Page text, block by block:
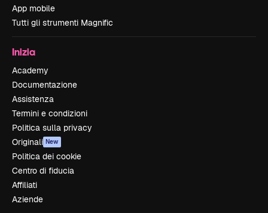
App mobile
Tutti gli strumenti Magnific
Inizia
Academy
Documentazione
Assistenza
Termini e condizioni
Politica sulla privacy
Originali New
Politica dei cookie
Centro di fiducia
Affiliati
Aziende